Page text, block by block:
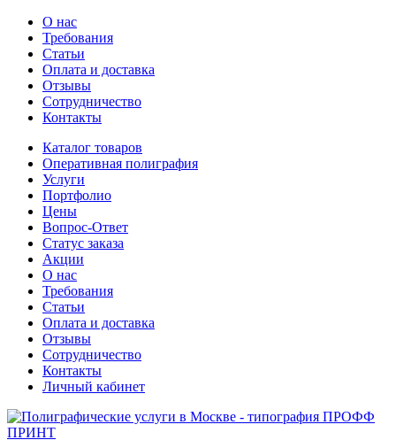
О нас
Требования
Статьи
Оплата и доставка
Отзывы
Сотрудничество
Контакты
Каталог товаров
Оперативная полиграфия
Услуги
Портфолио
Цены
Вопрос-Ответ
Статус заказа
Акции
О нас
Требования
Статьи
Оплата и доставка
Отзывы
Сотрудничество
Контакты
Личный кабинет